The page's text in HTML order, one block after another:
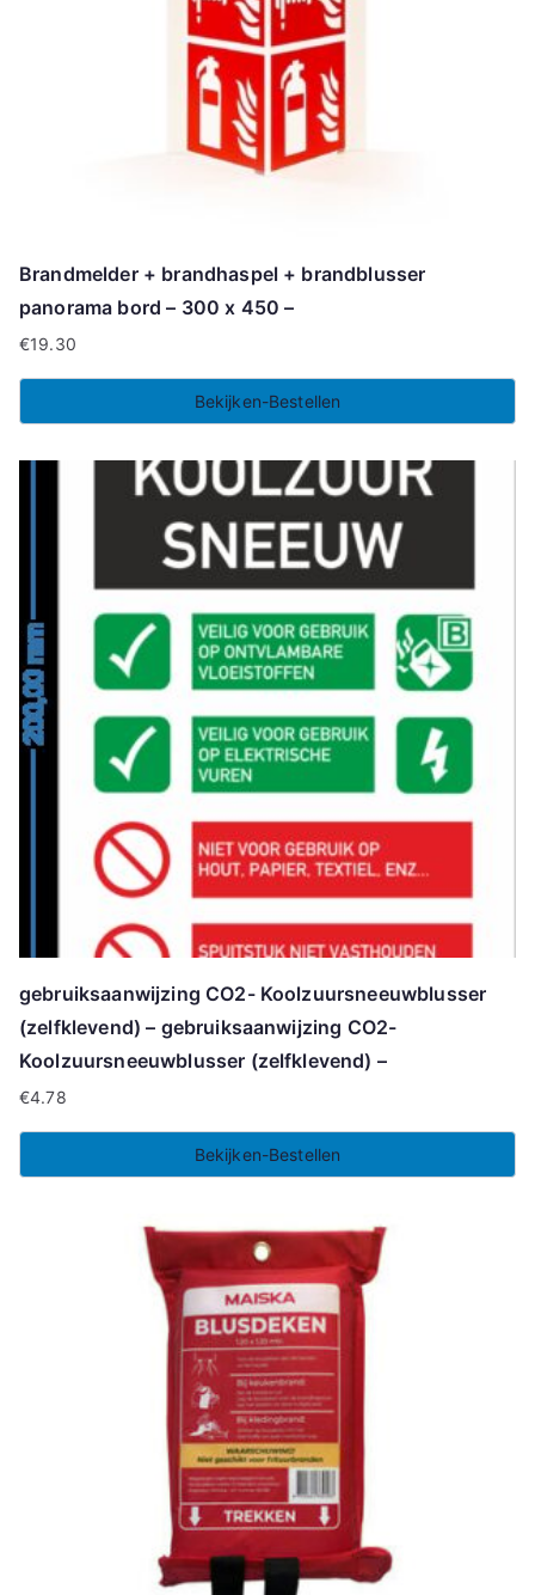
Brandmelder + brandhaspel + brandblusser
panorama bord – 300 x 450 –
€19.30
Bekijken-Bestellen
gebruiksaanwijzing CO2- Koolzuursneeuwblusser
(zelfklevend) – gebruiksaanwijzing CO2-
Koolzuursneeuwblusser (zelfklevend) –
€4.78
Bekijken-Bestellen